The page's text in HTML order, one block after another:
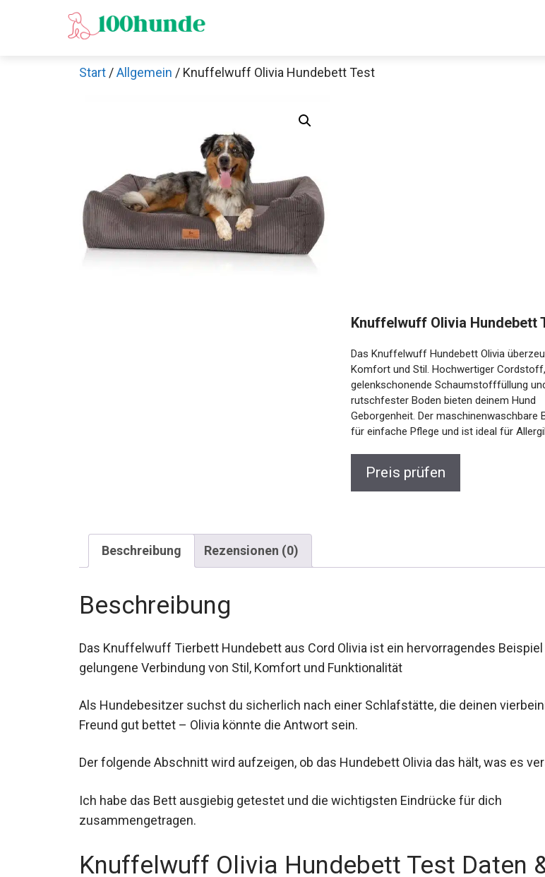
Start /Allgemein / Knuffelwuff Olivia Hundebett Test
Knuffelwuff Olivia Hundebett
Das Knuffelwuff Hundebett Olivia
Komfort und Stil. Hochwertiger Cordstoff,
gelenkschonende Schaumstofffüllung
rutschfester Boden bieten deinem Hund
Geborgenheit. Der maschinenwaschbare
für einfache Pflege und ist ideal für
Preis prüfen
Beschreibung Rezensionen (0)
Beschreibung
Das Knuffelwuff Tierbett Hundebett aus Cord Olivia ist ein hervorragendes
gelungene Verbindung von Stil, Komfort und Funktionalität
Als Hundebesitzer suchst du sicherlich nach einer Schlafstätte, die deinen
Freund gut bettet – Olivia könnte die Antwort sein.
Der folgende Abschnitt wird aufzeigen, ob das Hundebett Olivia das hält, was es
Ich habe das Bett ausgiebig getestet und die wichtigsten Eindrücke für dich
zusammengetragen.
Knuffelwuff Olivia Hundebett Test Daten